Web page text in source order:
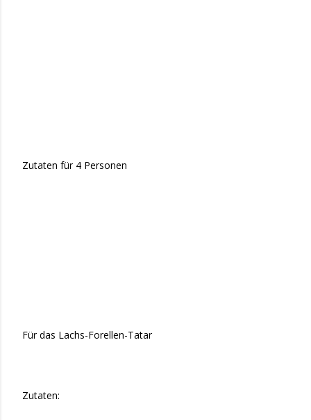
Zutaten für 4 Personen
Für das Lachs-Forellen-Tatar
Zutaten: